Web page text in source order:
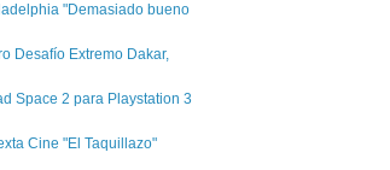
"Demasiado bueno
Desafío Extremo Dakar,
Space 2 para Playstation 3
Cine "El Taquillazo"